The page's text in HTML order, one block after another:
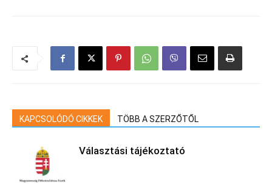
KAPCSOLÓDÓ CIKKEK TÖBB A SZERZŐTŐL
Választási tájékoztató